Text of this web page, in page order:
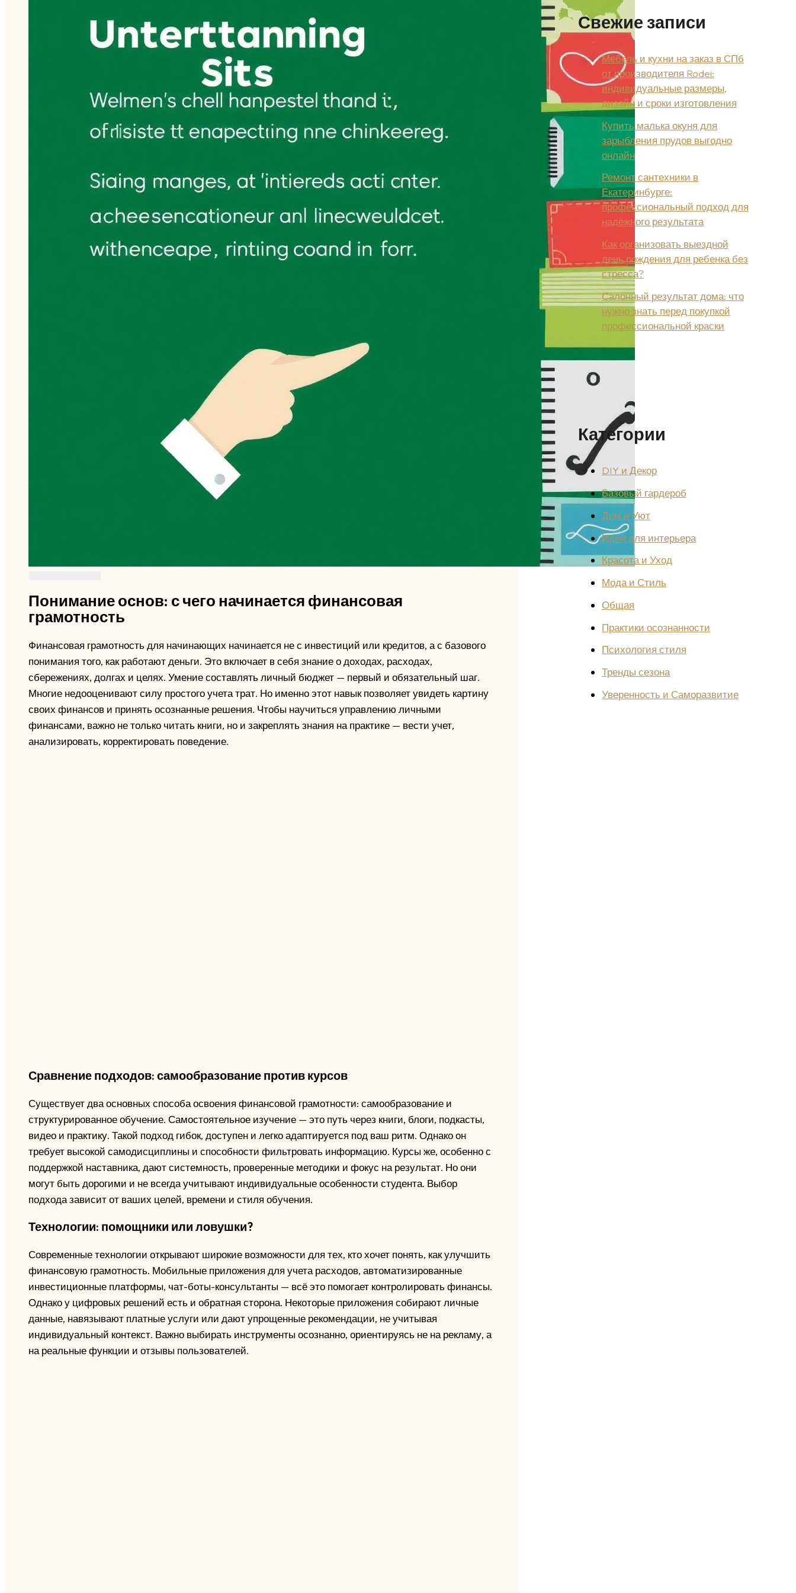
Понимание основ: с чего начинается финансовая
грамотность
Финансовая грамотность для начинающих начинается не с инвестиций или кредитов, а с базового
понимания того, как работают деньги. Это включает в себя знание о доходах, расходах,
сбережениях, долгах и целях. Умение составлять личный бюджет — первый и обязательный шаг.
Многие недооценивают силу простого учета трат. Но именно этот навык позволяет увидеть картину
своих финансов и принять осознанные решения. Чтобы научиться управлению личными
финансами, важно не только читать книги, но и закреплять знания на практике — вести учет,
анализировать, корректировать поведение.
Сравнение подходов: самообразование против курсов
Существует два основных способа освоения финансовой грамотности: самообразование и
структурированное обучение. Самостоятельное изучение — это путь через книги, блоги, подкасты,
видео и практику. Такой подход гибок, доступен и легко адаптируется под ваш ритм. Однако он
требует высокой самодисциплины и способности фильтровать информацию. Курсы же, особенно с
поддержкой наставника, дают системность, проверенные методики и фокус на результат. Но они
могут быть дорогими и не всегда учитывают индивидуальные особенности студента. Выбор
подхода зависит от ваших целей, времени и стиля обучения.
Технологии: помощники или ловушки?
Современные технологии открывают широкие возможности для тех, кто хочет понять, как улучшить
финансовую грамотность. Мобильные приложения для учета расходов, автоматизированные
инвестиционные платформы, чат-боты-консультанты — всё это помогает контролировать финансы.
Однако у цифровых решений есть и обратная сторона. Некоторые приложения собирают личные
данные, навязывают платные услуги или дают упрощенные рекомендации, не учитывая
индивидуальный контекст. Важно выбирать инструменты осознанно, ориентируясь не на рекламу, а
на реальные функции и отзывы пользователей.
Свежие записи
Мебель и кухни на заказ в СПб
от производителя Rodei:
индивидуальные размеры,
дизайн и сроки изготовления
Купить малька окуня для
зарыбления прудов выгодно
онлайн
Ремонт сантехники в
Екатеринбурге:
профессиональный подход для
надёжного результата
Как организовать выездной
день рождения для ребенка без
стресса?
Салонный результат дома: что
нужно знать перед покупкой
профессиональной краски
Категории
DIY и Декор
Базовый гардероб
Дом и Уют
Идеи для интерьера
Красота и Уход
Мода и Стиль
Общая
Практики осознанности
Психология стиля
Тренды сезона
Уверенность и Саморазвитие